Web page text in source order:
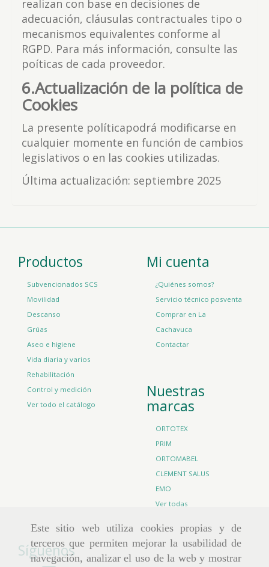
Este sitio web utiliza cookies propias y de
terceros que permiten mejorar la usabilidad de
navegación, analizar el uso de la web y mostrar
realizan con base en decisiones de
adecuación, cláusulas contractuales tipo o
mecanismos equivalentes conforme al
RGPD. Para más información, consulte las
poíticas de cada proveedor.
6.Actualización de la política de
Cookies
La presente políticapodrá modificarse en
cualquier momente en función de cambios
legislativos o en las cookies utilizadas.
Última actualización: septiembre 2025
Productos
Subvencionados SCS
Movilidad
Descanso
Grúas
Aseo e higiene
Vida diaria y varios
Rehabilitación
Control y medición
Ver todo el catálogo
Mi cuenta
¿Quiénes somos?
Servicio técnico posventa
Comprar en La
Cachavuca
Contactar
Nuestras
marcas
ORTOTEX
PRIM
ORTOMABEL
CLEMENT SALUS
EMO
Ver todas
Síguenos